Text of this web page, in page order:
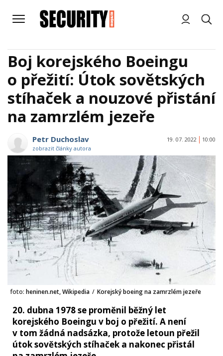
Boj korejského Boeingu
o přežití: Útok sovětských
stíhaček a nouzové přistání
na zamrzlém jezeře
Petr Duchoslav
zobrazit články autora
19. 07. 2022 10:00
foto: heninen.net, Wikipedia / Korejský boeing na zamrzlém jezeře
20. dubna 1978 se proměnil běžný let
korejského Boeingu v boj o přežití. A není
v tom žádná nadsázka, protože letoun přežil
útok sovětských stíhaček a nakonec přistál